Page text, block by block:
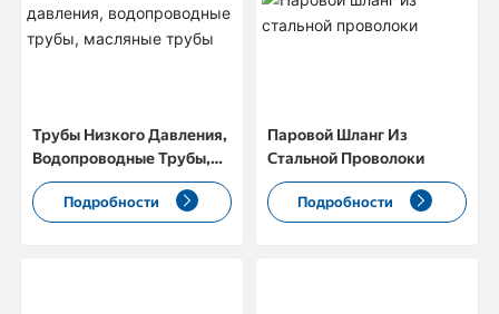
КОНТАКТЫ
Трубы Низкого Давления,
Водопроводные Трубы,
Масляные Трубы
Подробности
Паровой Шланг Из
Стальной Проволоки
Подробности